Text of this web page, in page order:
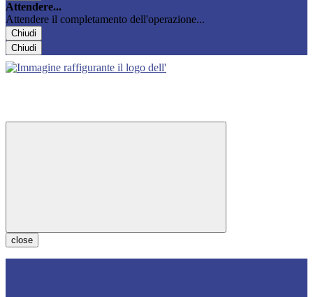
Attendere...
Attendere il completamento dell'operazione...
Chiudi
Chiudi
close